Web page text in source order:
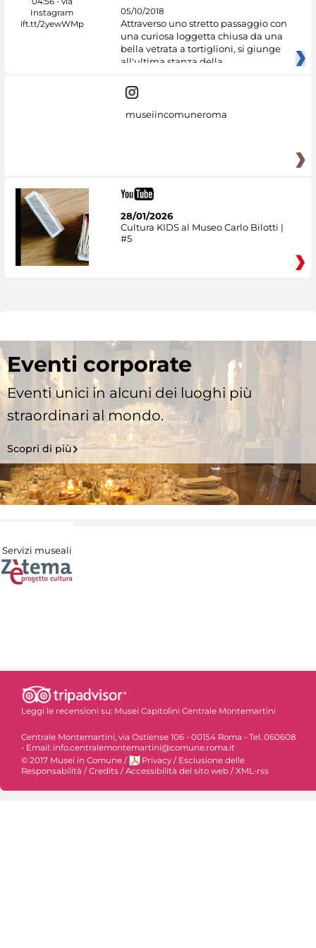
05/10/2018
Attraverso uno stretto passaggio con
una curiosa loggetta chiusa da una
bella vetrata a tortiglioni, si giunge
all'ultima stanza della
museiincomuneroma
28/01/2026
Cultura KIDS al Museo Carlo Bilotti |
#5
Eventi corporate
Eventi unici in alcuni dei luoghi più
straordinari al mondo.
Scopri di più
Servizi museali
Leggi le recensioni su: Musei Capitolini Centrale Montemartini
Centrale Montemartini, via Ostiense 106 - 00154 Roma - Tel. 060608
- Email: info.centralemontemartini@comune.roma.it
© 2017 Musei in Comune / Privacy / Esclusione delle
Responsabilità / Credits / Accessibilità del sito web / XML-rss